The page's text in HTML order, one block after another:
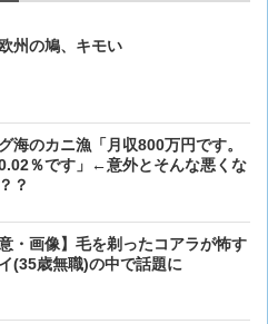
州の鳩、キモい
海のカニ漁「月収800万円です。
％です」←意外とそんな悪くな
？
意・画像】毛を剃ったコアラが怖す
(35歳無職)の中で話題に
【画像】欧州の鳩、キモい
【閲覧注意・画像】毛を剃
ぎるとワイ(35歳無職)の中
【画像大量！】イッヌさん
も上手い